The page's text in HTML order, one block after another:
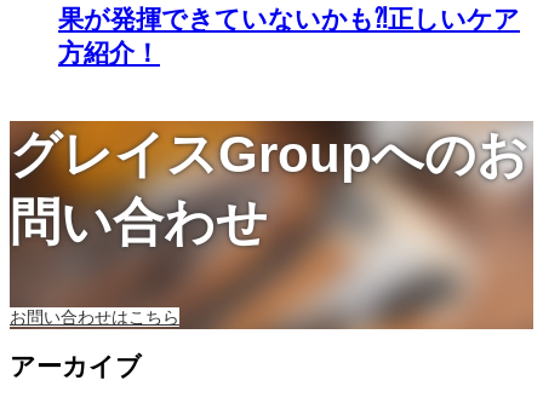
果が発揮できていないかも⁈正しいケア
方紹介！
グレイスGroupへのお
問い合わせ
お問い合わせはこちら
アーカイブ